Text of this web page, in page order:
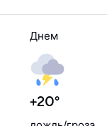
Днем
+20°